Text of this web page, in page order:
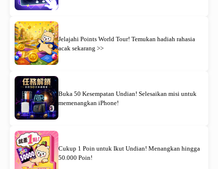
Jelajahi Points World Tour! Temukan hadiah rahasia
acak sekarang >>
Buka 50 Kesempatan Undian! Selesaikan misi untuk
memenangkan iPhone!
Cukup 1 Poin untuk Ikut Undian! Menangkan hingga
50.000 Poin!